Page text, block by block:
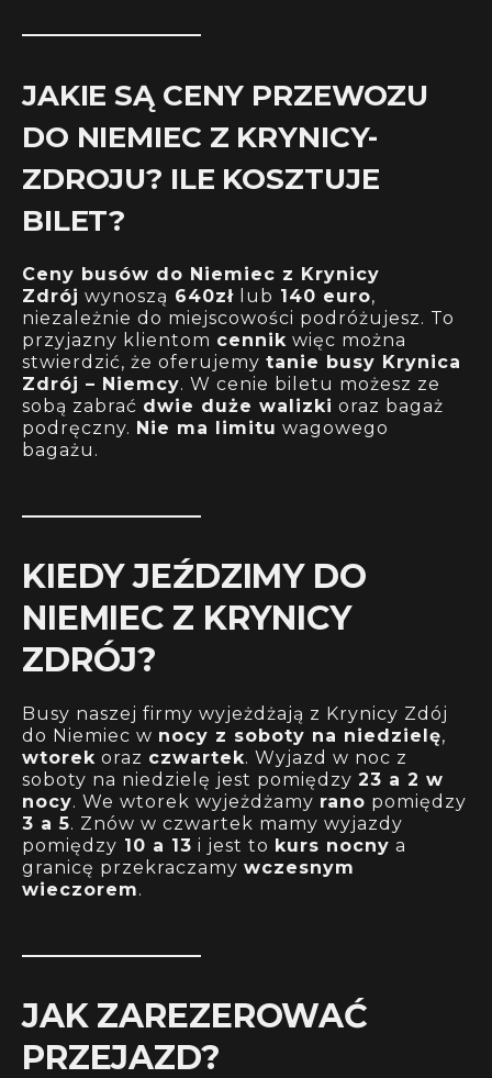
JAKIE SĄ CENY PRZEWOZU
DO NIEMIEC Z KRYNICY-
ZDROJU? ILE KOSZTUJE
BILET?
Ceny busów do Niemiec z Krynicy
Zdrój wynoszą 640zł lub 140 euro,
niezależnie do miejscowości podróżujesz. To
przyjazny klientom cennik więc można
stwierdzić, że oferujemy tanie busy Krynica
Zdrój – Niemcy. W cenie biletu możesz ze
sobą zabrać dwie duże walizki oraz bagaż
podręczny. Nie ma limitu wagowego
bagażu.
KIEDY JEŹDZIMY DO
NIEMIEC Z KRYNICY
ZDRÓJ?
Busy naszej firmy wyjeżdżają z Krynicy Zdój
do Niemiec w nocy z soboty na niedzielę,
wtorek oraz czwartek. Wyjazd w noc z
soboty na niedzielę jest pomiędzy 23 a 2 w
nocy. We wtorek wyjeżdżamy rano pomiędzy
3 a 5. Znów w czwartek mamy wyjazdy
pomiędzy 10 a 13 i jest to kurs nocny a
granicę przekraczamy wczesnym
wieczorem.
JAK ZAREZEROWAĆ
PRZEJAZD?